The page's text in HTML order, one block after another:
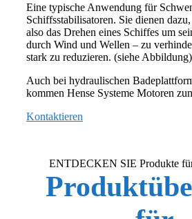
Eine typische Anwendung für
Schiffsstabilisatoren. Sie dienen
also das Drehen eines Schiffes um
durch Wind und Wellen – zu
stark zu reduzieren. (siehe
Auch bei hydraulischen
kommen Hense Systeme Motoren
Kontaktieren
ENTDECKEN SIE Produkte